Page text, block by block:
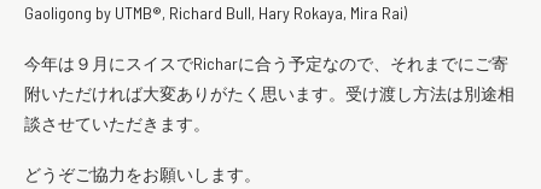
Gaoligong by UTMB®, Richard Bull, Hary Rokaya, Mira Rai)
今年は９月にスイスでRicharに合う予定なので、それまでにご寄
附いただければ大変ありがたく思います。受け渡し方法は別途相
談させていただきます。
どうぞご協力をお願いします。